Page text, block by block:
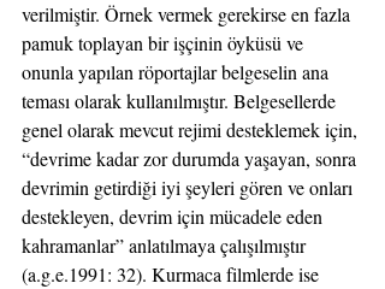
verilmiştir. Örnek vermek gerekirse en fazla
pamuk toplayan bir işçinin öyküsü ve
onunla yapılan röportajlar belgeselin ana
teması olarak kullanılmıştır. Belgesellerde
genel olarak mevcut rejimi desteklemek için,
“devrime kadar zor durumda yaşayan, sonra
devrimin getirdiği iyi şeyleri gören ve onları
destekleyen, devrim için mücadele eden
kahramanlar” anlatılmaya çalışılmıştır
(a.g.e.1991: 32). Kurmaca filmlerde ise